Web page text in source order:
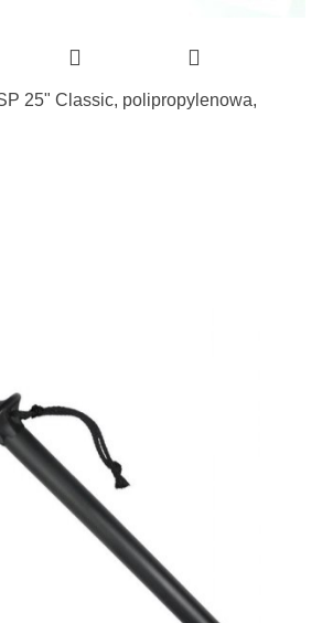
25" Classic, polipropylenowa,